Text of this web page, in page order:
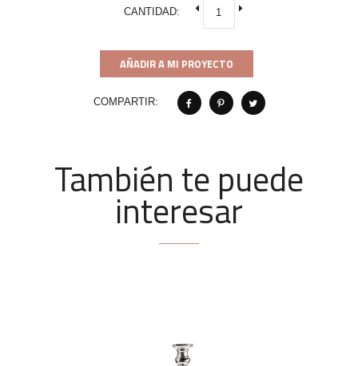
CANTIDAD:
AÑADIR A MI PROYECTO
COMPARTIR:
También te puede
interesar